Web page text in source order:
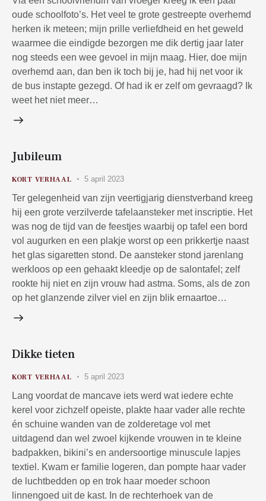
oude schoolfoto’s. Het veel te grote gestreepte overhemd
herken ik meteen; mijn prille verliefdheid en het geweld
waarmee die eindigde bezorgen me dik dertig jaar later
nog steeds een wee gevoel in mijn maag. Hier, doe mijn
overhemd aan, dan ben ik toch bij je, had hij net voor ik
de bus instapte gezegd. Of had ik er zelf om gevraagd? Ik
weet het niet meer…
Jubileum
KORT VERHAAL 5 april 2023
Ter gelegenheid van zijn veertigjarig dienstverband kreeg
hij een grote verzilverde tafelaansteker met inscriptie. Het
was nog de tijd van de feestjes waarbij op tafel een bord
vol augurken en een plakje worst op een prikkertje naast
het glas sigaretten stond. De aansteker stond jarenlang
werkloos op een gehaakt kleedje op de salontafel; zelf
rookte hij niet en zijn vrouw had astma. Soms, als de zon
op het glanzende zilver viel en zijn blik ernaartoe…
Dikke tieten
KORT VERHAAL 5 april 2023
Lang voordat de mancave iets werd wat iedere echte
kerel voor zichzelf opeiste, plakte haar vader alle rechte
én schuine wanden van de zolderetage vol met
uitdagend dan wel zwoel kijkende vrouwen in te kleine
badpakken, bikini’s en andersoortige minuscule lapjes
textiel. Kwam er familie logeren, dan pompte haar vader
de luchtbedden op en trok haar moeder schoon
linnengoed uit de kast. In de rechterhoek van de